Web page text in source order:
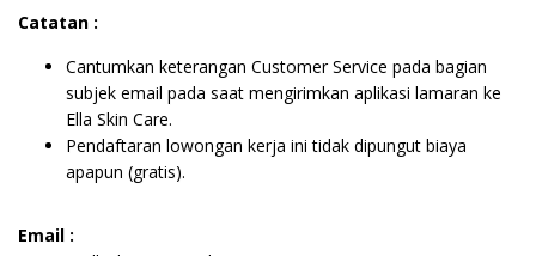
Catatan :
Cantumkan keterangan Customer Service pada bagian
subjek email pada saat mengirimkan aplikasi lamaran ke
Ella Skin Care.
Pendaftaran lowongan kerja ini tidak dipungut biaya
apapun (gratis).
Email :